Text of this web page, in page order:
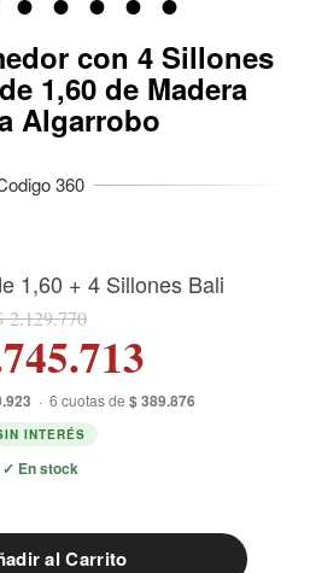
con 4 Sillones
1,60 de Madera
Algarrobo
1,60 + 4 Sillones Bali
2.129.770
· 6 cuotas de $ 389.876
INTERÉS
✓ En stock
al Carrito